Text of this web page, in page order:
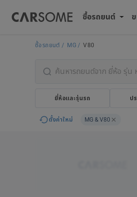
ซื้อรถยนต์
ซื้อรถยนต์ MG V80
ยี่ห้อและรุ่นรถ ป
ตั้งค่าใหม่ MG & V80